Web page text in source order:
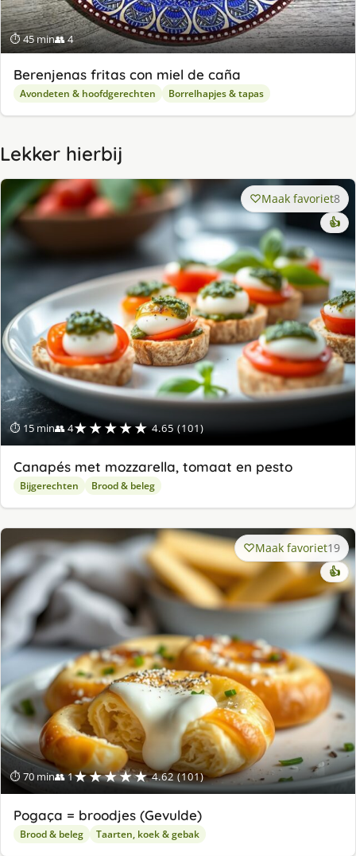
⏱ 45 min👥 4
Berenjenas fritas con miel de caña
Avondeten & hoofdgerechten Borrelhapjes & tapas
Lekker hierbij
⏱ 15 min👥 4★★★★★ 4.65 (101)
Maak favoriet8
👍
Canapés met mozzarella, tomaat en pesto
Bijgerechten Brood & beleg
⏱ 70 min👥 1★★★★★ 4.62 (101)
Maak favoriet19
👍
Pogaça = broodjes (Gevulde)
Brood & beleg Taarten, koek & gebak